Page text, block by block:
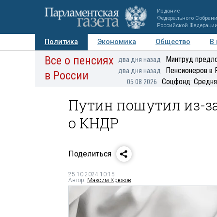
Издание
Федерального
Российской
Политика Экономика Общество
В
Авторы Персоны Мнения Регионы
Все о пенсиях
в России
два дня назад Минтруд
два дня назад Пенсионеров в
05.08.2026 Соцфонд:
Путин пошутил из-
о КНДР
Поделиться
25.10.2024 10:15
Автор: Максим Крюков